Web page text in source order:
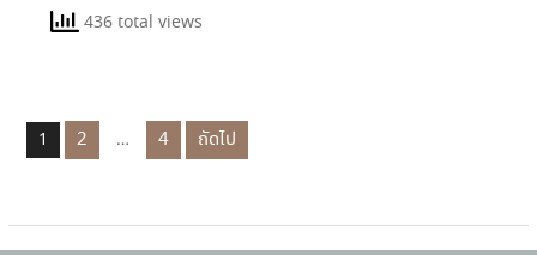
436 total views
1 2 … 4 ถัดไป